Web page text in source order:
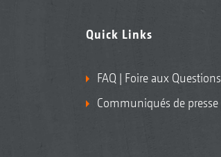
Quick Links
FAQ | Foire aux Questions
Communiqués de presse